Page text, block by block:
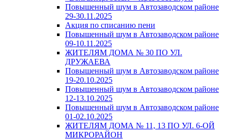
Повышенный шум в Автозаводском районе
29-30.11.2025
Акция по списанию пени
Повышенный шум в Автозаводском районе
09-10.11.2025
ЖИТЕЛЯМ ДОМА № 30 ПО УЛ.
ДРУЖАЕВА
Повышенный шум в Автозаводском районе
19-20.10.2025
Повышенный шум в Автозаводском районе
12-13.10.2025
Повышенный шум в Автозаводском районе
01-02.10.2025
ЖИТЕЛЯМ ДОМА № 11, 13 ПО УЛ. 6-ОЙ
МИКРОРАЙОН